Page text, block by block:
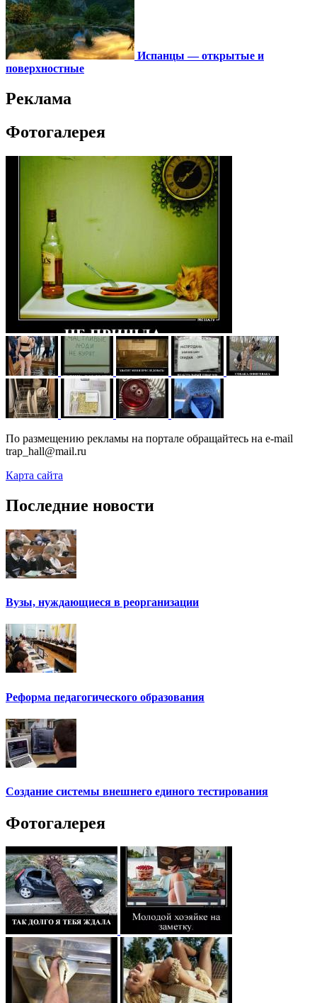
Испанцы — открытые и
поверхностные
Реклама
Фотогалерея
По размещению рекламы на портале обращайтесь на e-mail
trap_hall@mail.ru
Карта сайта
Последние новости
Вузы, нуждающиеся в реорганизации
Реформа педагогического образования
Создание системы внешнего единого тестирования
Фотогалерея